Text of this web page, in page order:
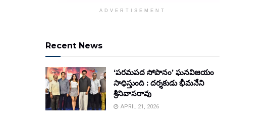
ADVERTISEMENT
Recent News
‘పరమపద సోపానం’ ఘనవిజయం
సాధిస్తుంది : దర్శకుడు భీమనేని
శ్రీనివాసరావు
APRIL 21, 2026